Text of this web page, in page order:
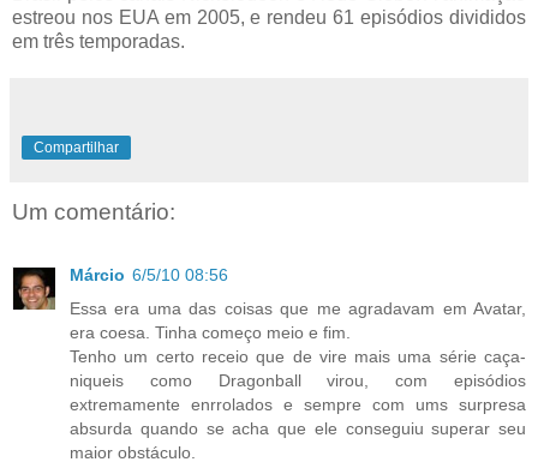
estreou nos EUA em 2005, e rendeu 61 episódios divididos
em três temporadas.
Compartilhar
Um comentário:
Márcio 6/5/10 08:56
Essa era uma das coisas que me agradavam em Avatar,
era coesa. Tinha começo meio e fim.
Tenho um certo receio que de vire mais uma série caça-
niqueis como Dragonball virou, com episódios
extremamente enrrolados e sempre com ums surpresa
absurda quando se acha que ele conseguiu superar seu
maior obstáculo.